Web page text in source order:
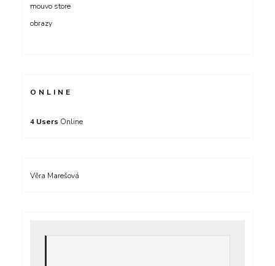
mouvo store
obrazy
ONLINE
4 Users Online
Věra Marešová